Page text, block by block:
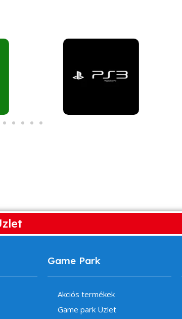
Game Park
Akciós termékek
Game park Üzlet